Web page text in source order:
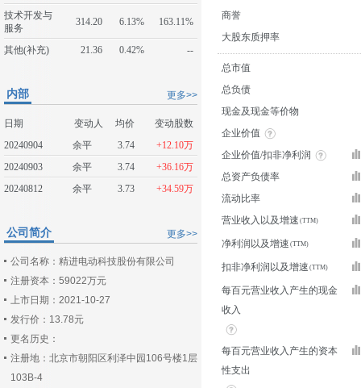
技术开发与
服务
314.20 6.13% 163.11%
其他(补充) 21.36 0.42% --
更多>>
内部
日期 变动人 均价
变动股数
20240904
余平 3.74
+12.10万
20240903
余平 3.74
+36.16万
20240812
余平 3.73 +34.59万
更多>>
公司简介
公司名称：精进电动科技股份有限公司
注册资本：59022万元
上市日期：2021-10-27
发行价：13.78元
更名历史：
注册地：北京市朝阳区利泽中园106号楼1层
103B-4
商誉
大股东质押率
总市值
总负债
现金及现金等价物
企业价值
企业价值/扣非净利润
总资产负债率
流动比率
营业收入以及增速
净利润以及增速
扣非净利润以及增速
每百元营业收入产生的现金
收入
每百元营业收入产生的资本
性支出